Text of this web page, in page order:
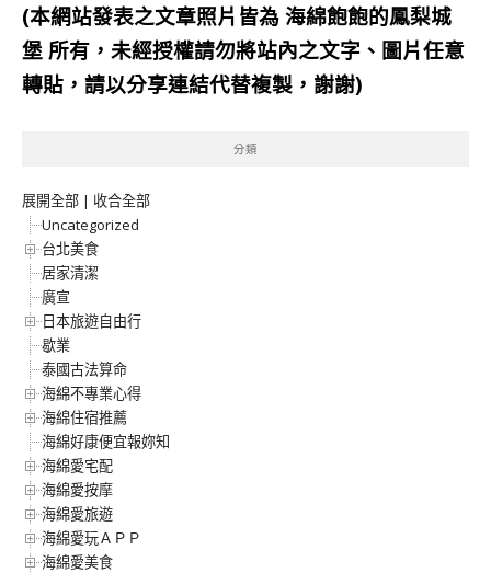
(本網站發表之文章照片皆為 海綿飽飽的鳳梨城
堡 所有，未經授權請勿將站內之文字、圖片任意
轉貼，請以分享連結代替複製，謝謝)
分類
展開全部 | 收合全部
Uncategorized
台北美食
居家清潔
廣宣
日本旅遊自由行
歇業
泰國古法算命
海綿不專業心得
海綿住宿推薦
海綿好康便宜報妳知
海綿愛宅配
海綿愛按摩
海綿愛旅遊
海綿愛玩ＡＰＰ
海綿愛美食